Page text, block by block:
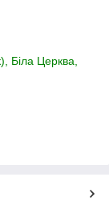
Біла Церква,